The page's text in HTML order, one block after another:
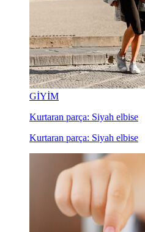
GİYİM
Kurtaran parça: Siyah elbise
Kurtaran parça: Siyah elbise